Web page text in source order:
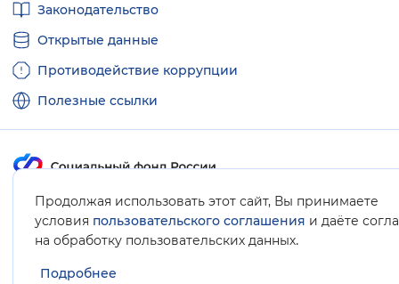
Продолжая использовать этот сайт, Вы принимаете
условия пользовательского соглашения и даёте
на обработку пользовательских данных.
Подробнее
ссылкиЗаконодательство
Открытые данные
Противодействие коррупции
Полезные ссылки
Карта сайта